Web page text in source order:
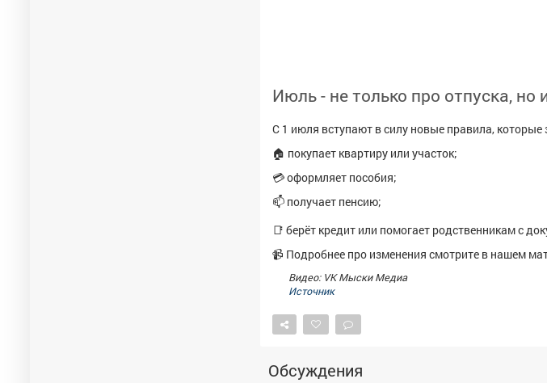
Июль - не только про отпуска,
С 1 июля вступают в силу новые правила, которые
🏠 покупает квартиру или участок;
💳 оформляет пособия;
📫 получает пенсию;
📑 берёт кредит или помогает родственникам с
📹 Подробнее про изменения смотрите в нашем
Видео: VK Мыски Медиа
Источник
Обсуждения